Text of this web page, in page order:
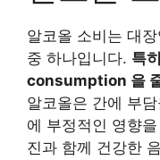
알코올 소비는 대
중 하나입니다. 특
consumption 을
알코올은 간에 부
에 부정적인 영향
진과 함께 건강한